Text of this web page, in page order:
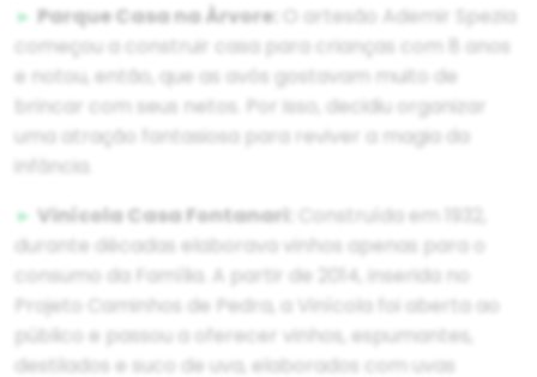
► Parque Casa na Àrvore:
O artesão Ademir Spezia
começou a construir casa para crianças com 8 anos
e notou, então, que as avós gostavam muito de
brincar com seus netos. Por isso, decidiu organizar
uma atração fantasiosa para reviver a magia da
infância.
► Vinícola Casa Fontanari:
Construída em 1932,
durante décadas elaborava vinhos apenas para o
consumo da Família. A partir de 2014, inserida no
Projeto Caminhos de Pedra, a Vinícola foi aberta ao
público e passou a oferecer vinhos, espumantes,
destilados e suco de uva, elaborados com uvas